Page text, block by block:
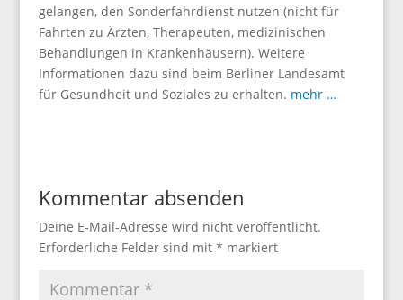
gelangen, den Sonderfahrdienst nutzen (nicht für
Fahrten zu Ärzten, Therapeuten, medizinischen
Behandlungen in Krankenhäusern). Weitere
Informationen dazu sind beim Berliner Landesamt
für Gesundheit und Soziales zu erhalten. mehr …
Kommentar absenden
Deine E-Mail-Adresse wird nicht veröffentlicht.
Erforderliche Felder sind mit * markiert